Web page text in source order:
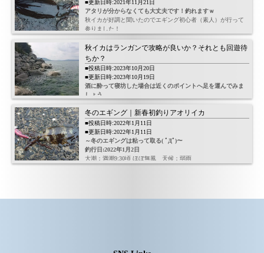
ロッド
メジャークラフト
ZAT-862PE
8’6″
Line:0.6-1.5(PE)
Lure:5-28(g)
■更新日時:2021年11月21日
アタリが分からなくても大丈夫です！釣れますｗ
秋イカが好調と聞いたのでエギング初心者（素人）が行って
参りました！
釣行日:2021年11月中旬
長潮：満潮6:00頃 北西1～2ｍ
エギはサイズ違いを持っていれば何でも良い気がします！
朝マズメからのスタート。
ちょうど満潮から下げ潮が始まる時間帯で期待マックス！
開始２投目くらいでボトムまでエギを落としているとヒッ
ト！
うむ！もちろんアタリは分かりませんでしたｗ
シャクったら釣れていましたｗ
秋イカはランガンで攻略が良いか？それとも回遊待
ちか？
■投稿日時:2023年10月20日
■更新日時:2023年10月19日
酒に酔って寝坊した場合は近くのポイントへ足を運んでみま
しょう。
週末アングラーの私は釣りに行く前日に良く酒を飲みます。
冬のエギング｜新春初釣りアオリイカ
■投稿日時:2022年1月11日
■更新日時:2022年1月11日
～冬のエギングは粘って取る( ﾟДﾟ)～
釣行日:2022年1月2日
大潮：満潮9:30頃 ほぼ無風 天候：弱雨
～釣行詳細～